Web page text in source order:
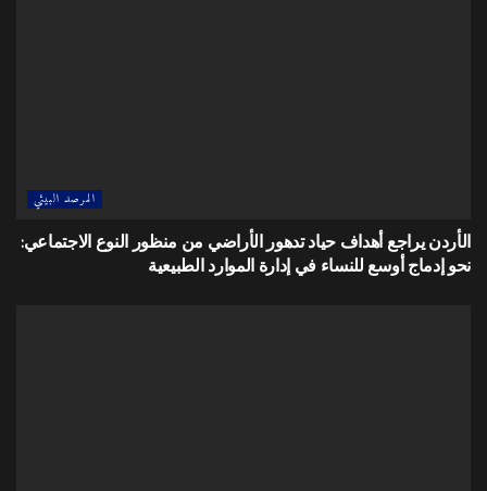
المرصد البيئي
الأردن يراجع أهداف حياد تدهور الأراضي من منظور النوع الاجتماعي:
نحو إدماج أوسع للنساء في إدارة الموارد الطبيعية